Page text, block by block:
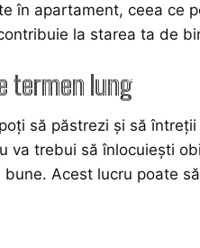
în apartament, ceea ce
la starea ta de
termen lung
să păstrezi și să
va trebui să înlocuiești
Acest lucru poate